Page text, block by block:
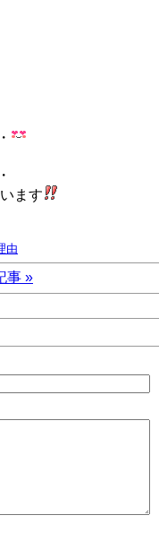
・
ます
由
事 »